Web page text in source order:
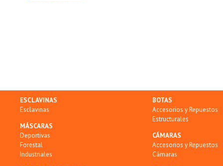
ESCLAVINAS
Esclavinas
MÁSCARAS
Deportivas
Forestal
Industriales
BOTAS
Accesorios y Repuestos
Estructurales
CÁMARAS
Accesorios y Repuestos
Cámaras